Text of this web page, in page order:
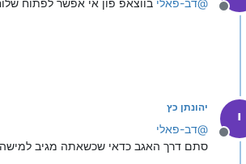
מנותק
י
מנותק
יהונתן כץ
@דב-פאלי
סתם דרך האגב כדאי שכשאתה מגיב